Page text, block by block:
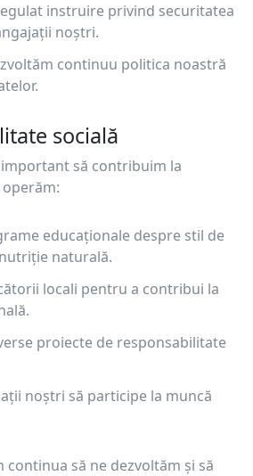
instruire privind securitatea
noștri.
continuu politica noastră
socială
să contribuim la
educaționale despre stil de
naturală.
locali pentru a contribui la
proiecte de responsabilitate
noștri să participe la muncă
continua să ne dezvoltăm și să